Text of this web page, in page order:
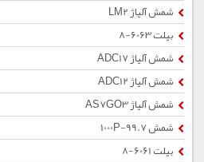
شمش آلیاژ LM2
بیلت 6063-8
شمش آلیاژ ADC17
شمش آلیاژ ADC12
شمش آلیاژ AS7GO3
شمش 1000P-99.7
بیلت 6061-8